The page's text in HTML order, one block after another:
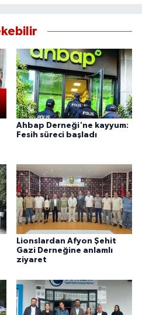
Ahbap Derneği'ne kayyum:
Fesih süreci başladı
Lionslardan Afyon Şehit
Gazi Derneğine anlamlı
ziyaret